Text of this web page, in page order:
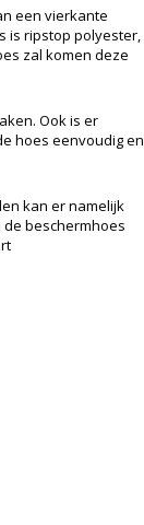
een vierkante
is ripstop polyester,
zal komen deze
Ook is er
hoes eenvoudig en
kan er namelijk
beschermhoes